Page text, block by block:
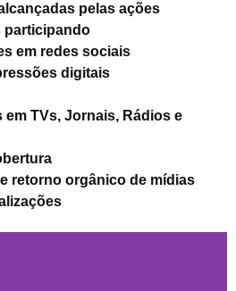
pelas ações
participando
em redes sociais
digitais
em TVs, Jornais, Rádios e
retorno orgânico de mídias